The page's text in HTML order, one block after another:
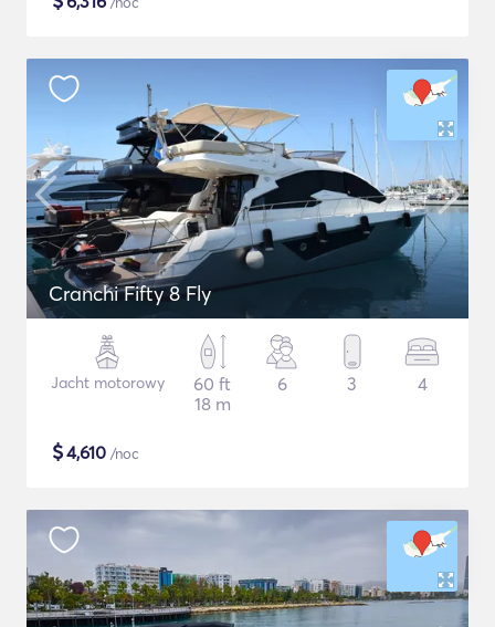
Cranchi Fifty 8 Fly
Jacht motorowy
60 ft
18 m
6 3 4
$4,610 /noc